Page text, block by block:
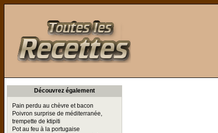
Découvrez également
Pain perdu au chèvre et bacon
Poivron surprise de méditerranée,
trempette de ktipiti
Pot au feu à la portugaise